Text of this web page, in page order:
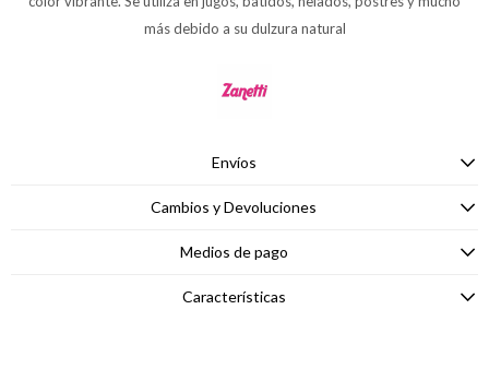
más debido a su dulzura natural
Envíos
Cambios y Devoluciones
Medios de pago
Características